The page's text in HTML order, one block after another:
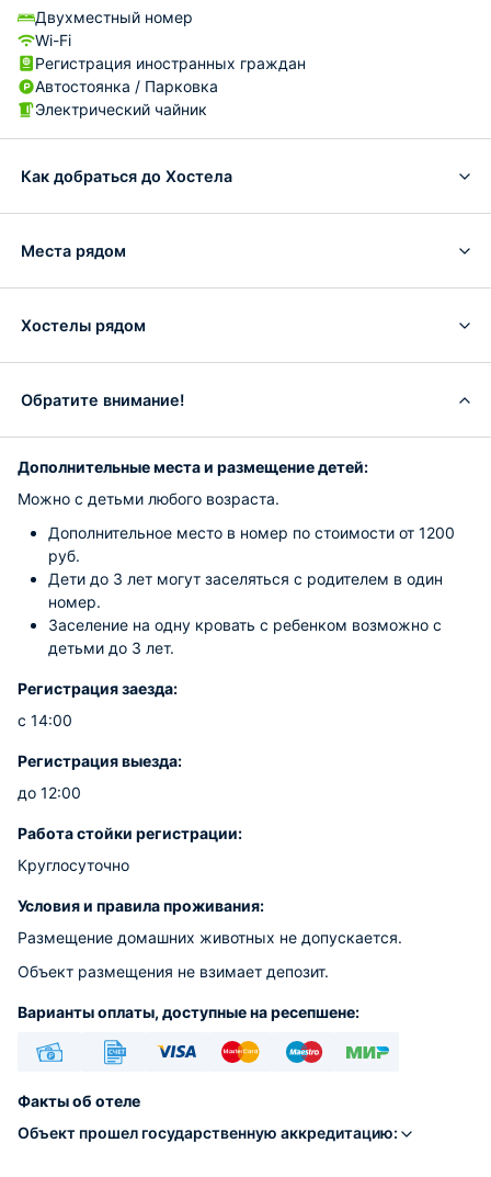
Двухместный номер
Wi-Fi
Регистрация иностранных граждан
Автостоянка / Парковка
Электрический чайник
Как добраться до Хостела
Места рядом
Хостелы рядом
Обратите внимание!
Дополнительные места и размещение детей:
Можно с детьми любого возраста.
Дополнительное место в номер по стоимости от 1200
руб.
Дети до 3 лет могут заселяться с родителем в один
номер.
Заселение на одну кровать с ребенком возможно с
детьми до 3 лет.
Регистрация заезда:
с 14:00
Регистрация выезда:
до 12:00
Работа стойки регистрации:
Круглосуточно
Условия и правила проживания:
Размещение домашних животных не допускается.
Объект размещения не взимает депозит.
Варианты оплаты, доступные на ресепшене:
Факты об отеле
Объект прошел государственную аккредитацию: